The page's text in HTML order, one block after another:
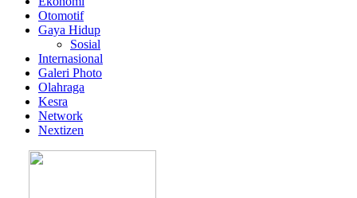
Otomotif
Gaya Hidup
Sosial
Internasional
Galeri Photo
Olahraga
Kesra
Network
Nextizen